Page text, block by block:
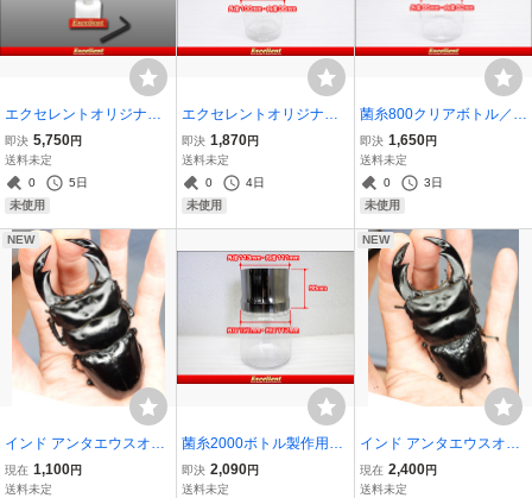
エクセレントオリジナル
菌糸瓶ハンドプレス70Φ
（交換タイプ）
即決 5,750円
送料未定
0
5日
未使用
エクセレントオリジナル
菌糸1200製作用スペーサ
ー
即決 1,870円
送料未定
0
4日
未使用
菌糸800クリアボトル／菌
糸1100ボトル製作用スペ
ーサー
即決 1,650円
送料未定
0
3日
未使用
NEW
インド アンタエウスオオ
クワガタ タイガーヒル(F
9)♂89.5ｍｍ♀54ｍｍ
現在 1,100円
送料未定
菌糸2000ボトル製作用ス
ペーサー
即決 2,090円
送料未定
NEW
インド アンタエウスオオ
クワガタ ガントク最強血
統(CB)♂86.5ｍｍ♀51.5ｍ
現在 2,400円
送料未定